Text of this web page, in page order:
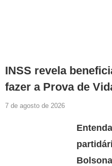
INSS revela
fazer a Prova de
7 de agosto de 2026